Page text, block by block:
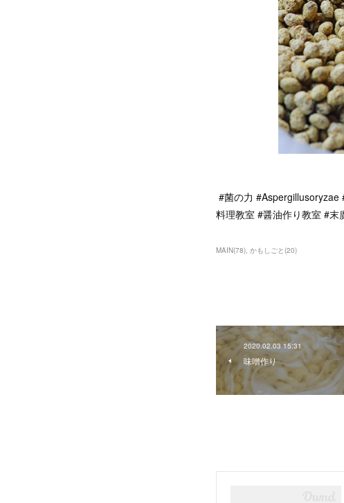
#菌の力 #Aspergillusoryzae
料理教室 #醤油作り教室 #
MAIN(78) かもしごと(20)
2020.02.03 15:31
味噌作り